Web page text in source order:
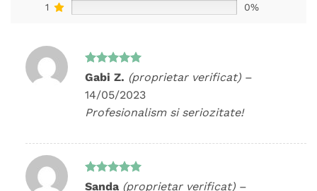
1
0%
Evaluat la
Gabi Z. (proprietar verificat) –
14/05/2023
Profesionalism si seriozitate!
Evaluat la
Sanda (proprietar verificat) –